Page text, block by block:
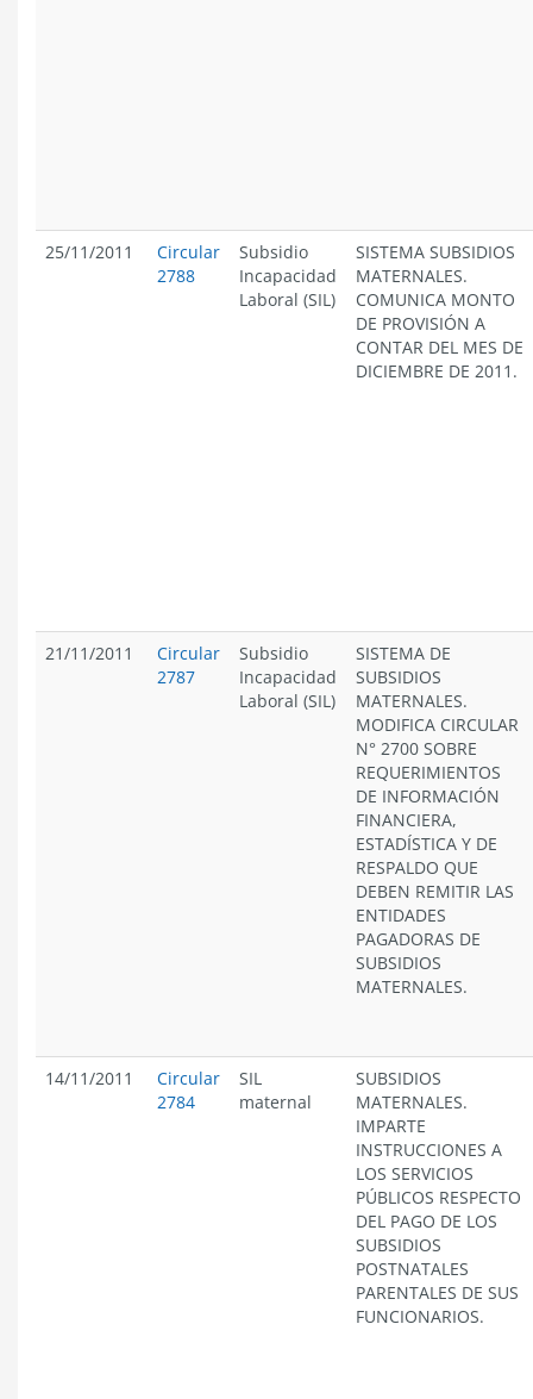
25/11/2011
Circular
2788
Subsidio
Incapacidad
Laboral (SIL)
SISTEMA SUBSIDIOS
MATERNALES.
COMUNICA MONTO
DE PROVISIÓN A
CONTAR DEL MES DE
DICIEMBRE DE 2011.
21/11/2011
Circular
2787
Subsidio
Incapacidad
Laboral (SIL)
SISTEMA DE
SUBSIDIOS
MATERNALES.
MODIFICA CIRCULAR
N° 2700 SOBRE
REQUERIMIENTOS
DE INFORMACIÓN
FINANCIERA,
ESTADÍSTICA Y DE
RESPALDO QUE
DEBEN REMITIR LAS
ENTIDADES
PAGADORAS DE
SUBSIDIOS
MATERNALES.
14/11/2011
Circular
2784
SIL
maternal
SUBSIDIOS
MATERNALES.
IMPARTE
INSTRUCCIONES A
LOS SERVICIOS
PÚBLICOS RESPECTO
DEL PAGO DE LOS
SUBSIDIOS
POSTNATALES
PARENTALES DE SUS
FUNCIONARIOS.